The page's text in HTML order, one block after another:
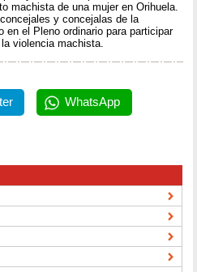
machista de una mujer en Orihuela.
y concejalas de la
en el Pleno ordinario para participar
violencia machista.
WhatsApp